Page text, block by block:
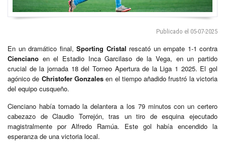
Publicado el 05-07-2025
En un dramático final, Sporting Cristal rescató un empate 1-1 contra
Cienciano en el Estadio Inca Garcilaso de la Vega, en un partido
crucial de la jornada 18 del Torneo Apertura de la Liga 1 2025. El gol
agónico de Christofer Gonzalesen el tiempo añadido frustró la victoria
del equipo cusqueño.
Cienciano había tomado la delantera a los 79 minutos con un certero
cabezazo de Claudio Torrejón, tras un tiro de esquina ejecutado
magistralmente por Alfredo Ramúa. Este gol había encendido la
esperanza de una victoria local.